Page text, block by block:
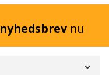
nyhedsbrev nu